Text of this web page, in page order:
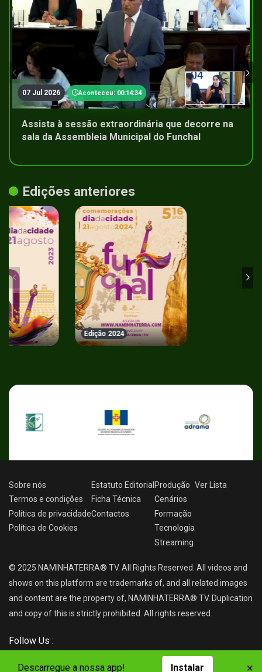
07 Jul 2026 Aconteceu: 00:14:34
Assista à sessão extraordinária que decorre na
sala da Assembleia Municipal do Funchal
Edições anteriores
Edição 2024
Sobre nós
Termos e condições
Política de privacidade
Política de Cookies
Estatuto Editorial
Ficha Técnica
Contactos
Produção
Cenários
Formação
Tecnologia
Streaming
Ver Lista
© 2025 NAMINHATERRA® TV. All Rights Reserved. All videos and
shows on this platform are trademarks of, and all related images
and content are the property of, NAMINHATERRA® TV. Duplication
and copy of this is strictly prohibited. All rights reserved.
Follow Us :
Descarregue a nossa app! Instalar ×